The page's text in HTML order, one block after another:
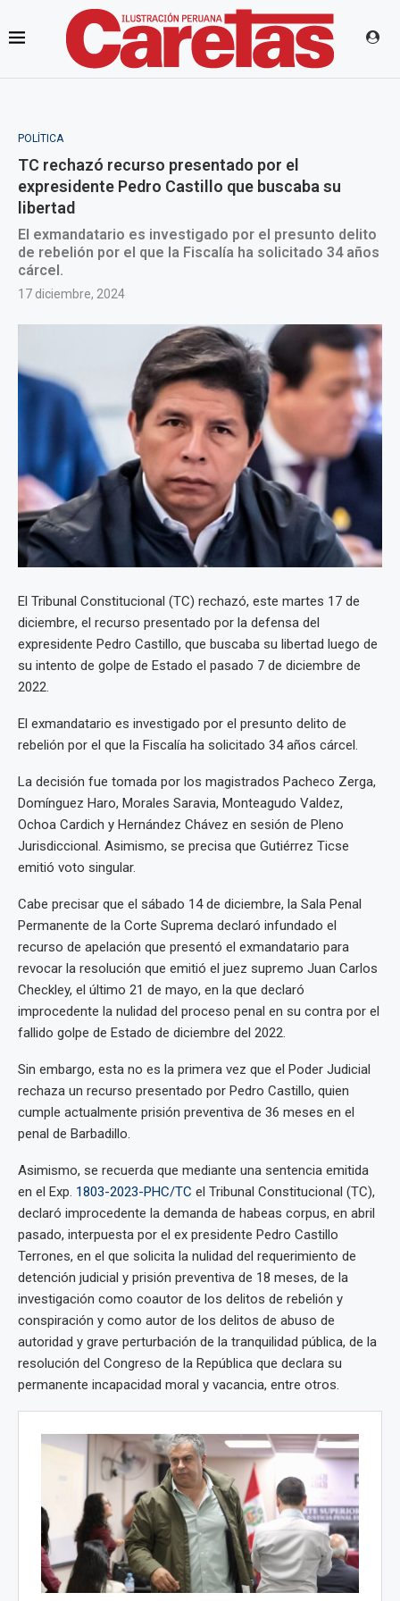
POLÍTICA
TC rechazó recurso presentado por el
expresidente Pedro Castillo que buscaba su
libertad
El exmandatario es investigado por el presunto delito
de rebelión por el que la Fiscalía ha solicitado 34 años
cárcel.
17 diciembre, 2024
El Tribunal Constitucional (TC) rechazó, este martes 17 de
diciembre, el recurso presentado por la defensa del
expresidente Pedro Castillo, que buscaba su libertad luego de
su intento de golpe de Estado el pasado 7 de diciembre de
2022.
El exmandatario es investigado por el presunto delito de
rebelión por el que la Fiscalía ha solicitado 34 años cárcel.
La decisión fue tomada por los magistrados Pacheco Zerga,
Domínguez Haro, Morales Saravia, Monteagudo Valdez,
Ochoa Cardich y Hernández Chávez en sesión de Pleno
Jurisdiccional. Asimismo, se precisa que Gutiérrez Ticse
emitió voto singular.
Cabe precisar que el sábado 14 de diciembre, la Sala Penal
Permanente de la Corte Suprema declaró infundado el
recurso de apelación que presentó el exmandatario para
revocar la resolución que emitió el juez supremo Juan Carlos
Checkley, el último 21 de mayo, en la que declaró
improcedente la nulidad del proceso penal en su contra por el
fallido golpe de Estado de diciembre del 2022.
Sin embargo, esta no es la primera vez que el Poder Judicial
rechaza un recurso presentado por Pedro Castillo, quien
cumple actualmente prisión preventiva de 36 meses en el
penal de Barbadillo.
Asimismo, se recuerda que mediante una sentencia emitida
en el Exp. 1803-2023-PHC/TC el Tribunal Constitucional (TC),
declaró improcedente la demanda de habeas corpus, en abril
pasado, interpuesta por el ex presidente Pedro Castillo
Terrones, en el que solicita la nulidad del requerimiento de
detención judicial y prisión preventiva de 18 meses, de la
investigación como coautor de los delitos de rebelión y
conspiración y como autor de los delitos de abuso de
autoridad y grave perturbación de la tranquilidad pública, de la
resolución del Congreso de la República que declara su
permanente incapacidad moral y vacancia, entre otros.